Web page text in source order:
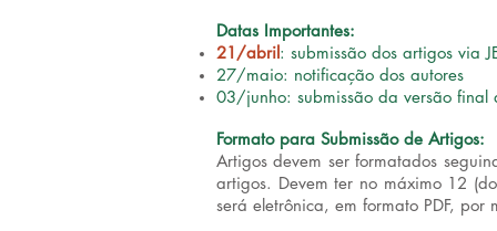
Datas Importantes:
21/abril: submissão dos artigos via
27/maio: notificação dos autores
03/junho: submissão da versão final
Formato para Submissão de Artigos:
Artigos devem ser formatados
artigos. Devem ter no máximo 12
será eletrônica, em formato PDF, por